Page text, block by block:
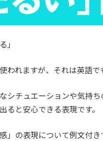
」
われますが、それは英語で
シチュエーションや気持
ると安心できる表現です。
」の表現について例文付き